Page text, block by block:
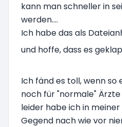
kann man schneller in
werden....
Ich habe das als
und hoffe, dass es
Ich fänd es toll, wenn so
noch für "normale"
leider habe ich in meiner
Gegend nach wie vor